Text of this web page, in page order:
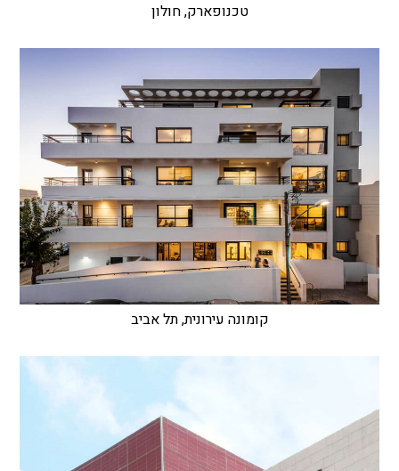
טכנופארק, חולון
קומונה עירונית, תל אביב